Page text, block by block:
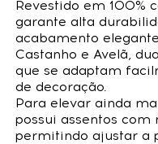
Revestido em 100%
garante alta
acabamento
Castanho e Avelã,
que se adaptam
de decoração.
Para elevar ainda
possui assentos
permitindo ajustar a